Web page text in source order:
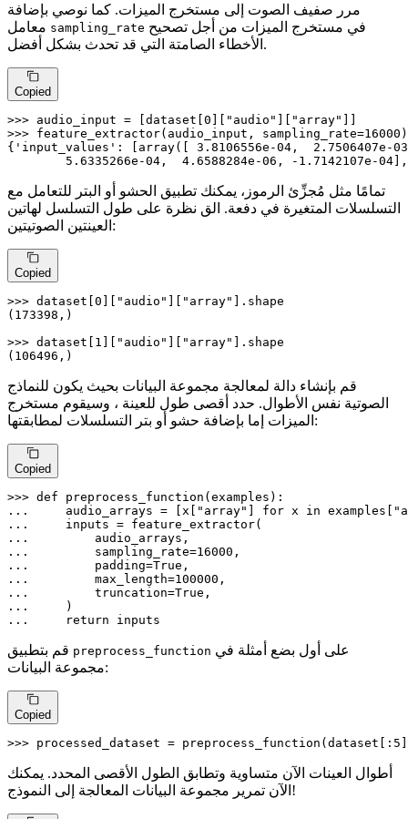
مرر صفيف الصوت إلى مستخرج الميزات. كما نوصي بإضافة
sampling_rate
الأخطاء الصامتة التي قد تحدث بشكل أفضل.
Copied
>>> audio_input = [dataset[ 0 "audio" "array"
>>> feature_extractor(audio_input, sampling_rate=16000 )
{ 'input_values' : [array([ 3.8106556e-04 , 2.7506407e-03
5.6335266e-04 , 4.6588284e-06 , - 1.7142107e-04
تمامًا مثل مُجزِّئ الرموز، يمكنك تطبيق الحشو أو البتر للتعامل مع
التسلسلات المتغيرة في دفعة. الق نظرة على طول التسلسل لهاتين
العينتين الصوتيتين:
Copied
>>> dataset[ 0 "audio" "array"
].shape
( 173398 ,)
>>> dataset[ 1 "audio" "array"
].shape
( 106496 ,)
قم بإنشاء دالة لمعالجة مجموعة البيانات بحيث يكون للنماذج
الصوتية نفس الأطوال. حدد أقصى طول للعينة ، وسيقوم مستخرج
الميزات إما بإضافة حشو أو بتر التسلسلات لمطابقتها:
Copied
>>> def preprocess_function (examples
...
    audio_arrays = [x[
"array" ] for x in examples[
...
...
...
        sampling_rate=
16000
...
        padding=
True
...
        max_length=
100000
...
        truncation=
True
...
...
return inputs
preprocess_function
مجموعة البيانات:
Copied
>>> processed_dataset = preprocess_function(dataset[: 5
أطوال العينات الآن متساوية وتطابق الطول الأقصى المحدد. يمكنك
الآن تمرير مجموعة البيانات المعالجة إلى النموذج!